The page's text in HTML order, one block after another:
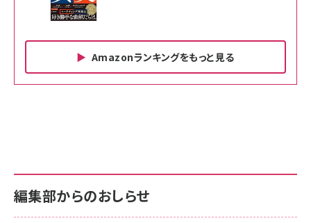
Amazonランキングをもっと見る
￥880
anan(アンアン)2026/06/24号 No.2500増刊
スペシャルエディション[王道エンタメの矜持／
サポート正規品 メーカー保証5年 KLMEA128G
NIMASO ガラスフィルム iPhone 17 用 保護フィ
サポート正規品 メーカー保証5年 KLMEA128G
Amazon eギフトカード - Amazonロゴ - クラ
編集部からのおしらせ